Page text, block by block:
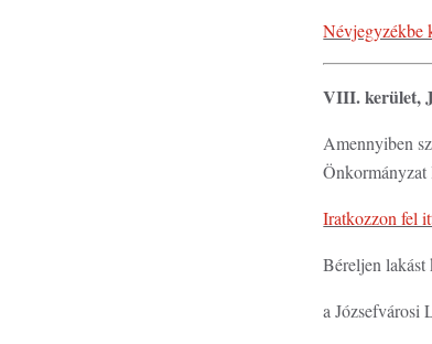
Névjegyzékbe
VIII. kerület,
Amennyiben
Önkormányzat
Iratkozzon fel
Béreljen lakást
a Józsefvárosi